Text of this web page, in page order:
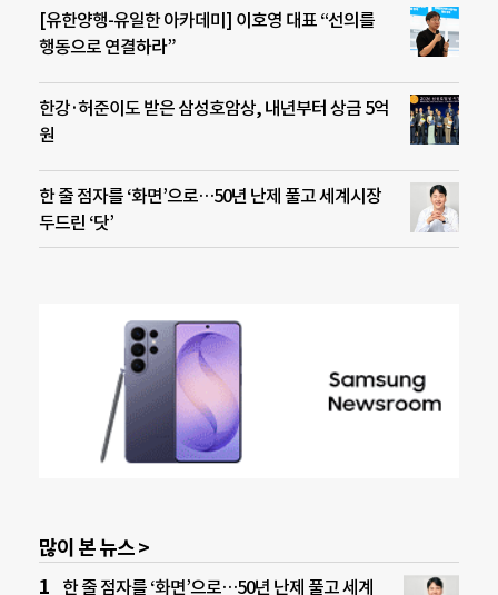
[유한양행-유일한 아카데미] 이호영 대표 “선의를
행동으로 연결하라”
한강·허준이도 받은 삼성호암상, 내년부터 상금 5억
원
한 줄 점자를 ‘화면’으로…50년 난제 풀고 세계시장
두드린 ‘닷’
많이 본 뉴스 >
한 줄 점자를 ‘화면’으로…50년 난제 풀고 세계